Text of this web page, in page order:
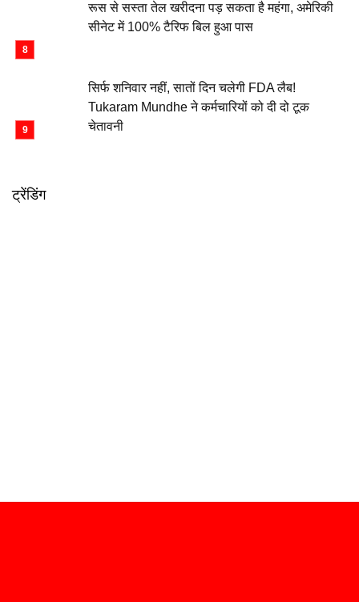
रूस से सस्ता तेल खरीदना पड़ सकता है महंगा, अमेरिकी
सीनेट में 100% टैरिफ बिल हुआ पास
सिर्फ शनिवार नहीं, सातों दिन चलेगी FDA लैब!
Tukaram Mundhe ने कर्मचारियों को दी दो टूक
चेतावनी
ट्रेंडिंग